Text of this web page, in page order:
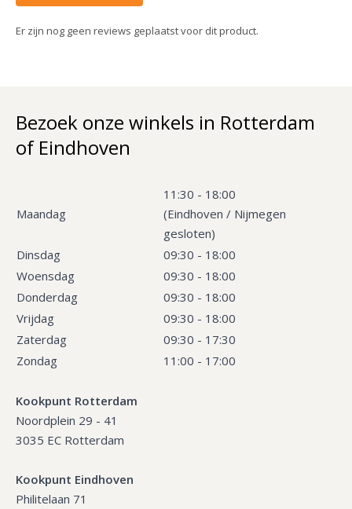
Er zijn nog geen reviews geplaatst voor dit product.
Bezoek onze winkels in Rotterdam
of Eindhoven
Maandag
11:30 - 18:00
(Eindhoven / Nijmegen
gesloten)
Dinsdag
09:30 - 18:00
Woensdag
09:30 - 18:00
Donderdag
09:30 - 18:00
Vrijdag
09:30 - 18:00
Zaterdag
09:30 - 17:30
Zondag
11:00 - 17:00
Kookpunt Rotterdam
Noordplein 29 - 41
3035 EC Rotterdam
Kookpunt Eindhoven
Philitelaan 71